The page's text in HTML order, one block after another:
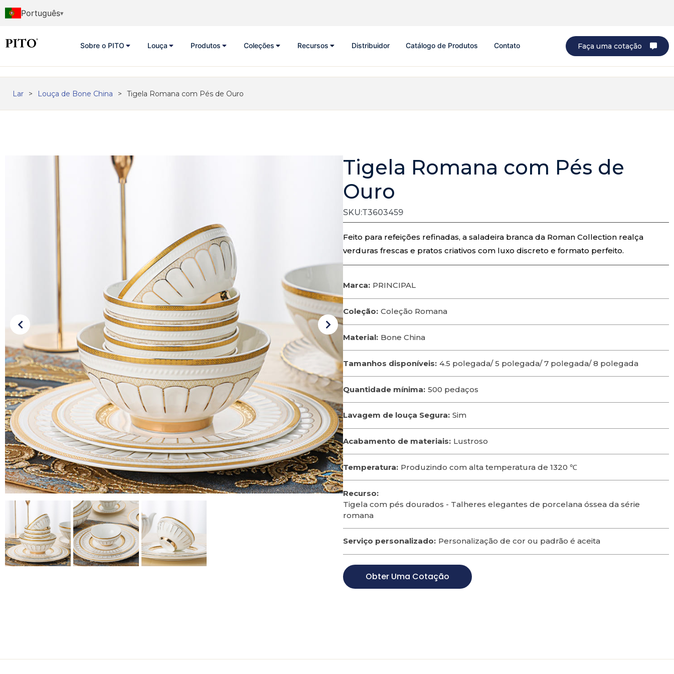
Português
Sobre o PITO Louça Produtos Coleções Recursos Distribuidor Catálogo de Produtos Contato Faça uma cotação
Lar > Louça de Bone China > Tigela Romana com Pés de Ouro
Tigela Romana com Pés de
Ouro
SKU:T3603459
Feito para refeições refinadas, a saladeira branca da Roman Collection realça
verduras frescas e pratos criativos com luxo discreto e formato perfeito.
Marca: PRINCIPAL
Coleção: Coleção Romana
Material: Bone China
Tamanhos disponíveis: 4.5 polegada/ 5 polegada/ 7 polegada/ 8 polegada
Quantidade mínima: 500 pedaços
Lavagem de louça Segura: Sim
Acabamento de materiais: Lustroso
Temperatura: Produzindo com alta temperatura de 1320 ℃
Recurso:
Tigela com pés dourados - Talheres elegantes de porcelana óssea da série
romana
Serviço personalizado: Personalização de cor ou padrão é aceita
Obter Uma Cotação